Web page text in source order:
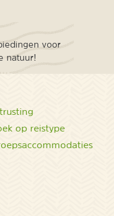
voor
natuur!
op reistype